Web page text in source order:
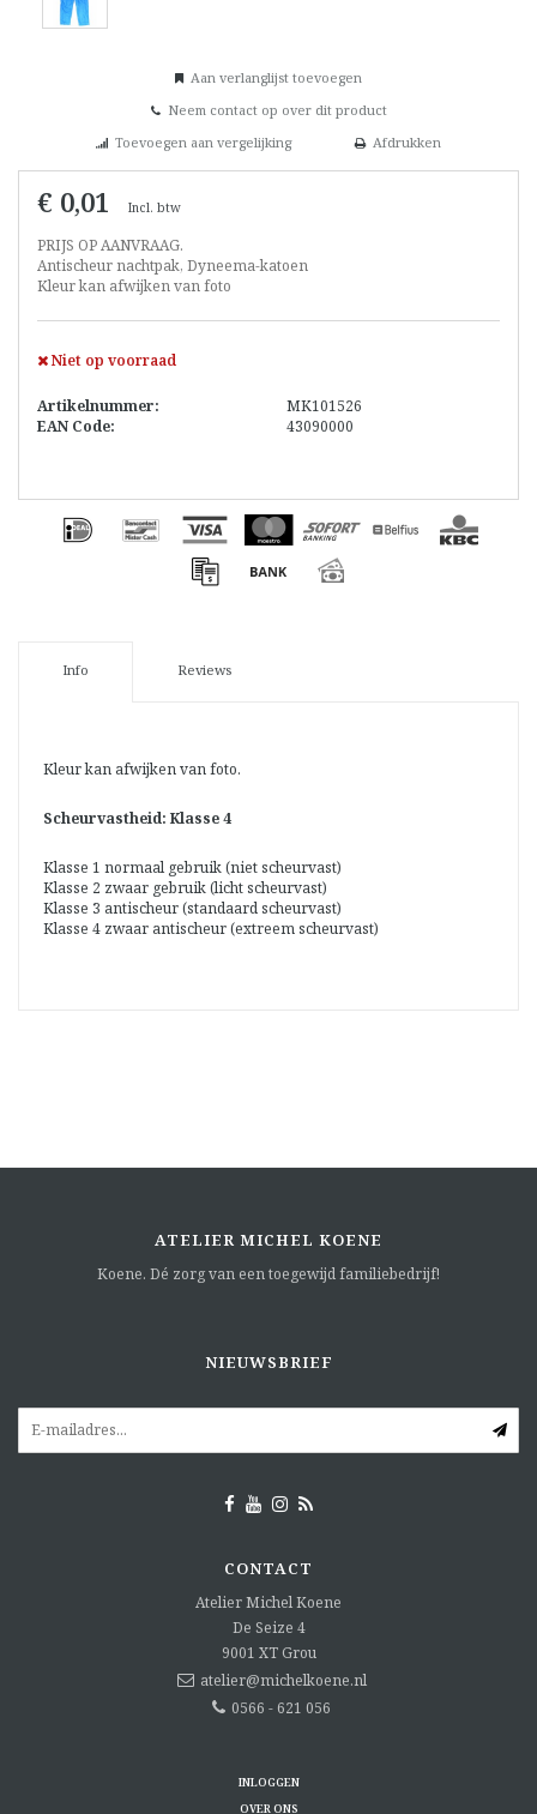
Aan verlanglijst toevoegen
Neem contact op over dit product
Toevoegen aan vergelijking
Afdrukken
€ 0,01 Incl. btw
PRIJS OP AANVRAAG.
Antischeur nachtpak, Dyneema-katoen
Kleur kan afwijken van foto
Niet op voorraad
Artikelnummer:
MK101526
EAN Code:
43090000
Info Reviews
Kleur kan afwijken van foto.
Scheurvastheid: Klasse 4
Klasse 1 normaal gebruik (niet scheurvast)
Klasse 2 zwaar gebruik (licht scheurvast)
Klasse 3 antischeur (standaard scheurvast)
Klasse 4 zwaar antischeur (extreem scheurvast)
ATELIER MICHEL KOENE
Koene. Dé zorg van een toegewijd familiebedrijf!
NIEUWSBRIEF
CONTACT
Atelier Michel Koene
De Seize 4
9001 XT Grou
atelier@michelkoene.nl
0566 - 621 056
INLOGGEN
OVER ONS